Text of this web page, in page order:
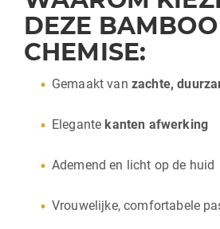
DEZE
CHEMISE:
Gemaakt van zachte,
Elegante kanten afwerking
Ademend en licht op de huid
Vrouwelijke, comfortabele